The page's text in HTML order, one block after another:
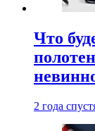
Что
2 года